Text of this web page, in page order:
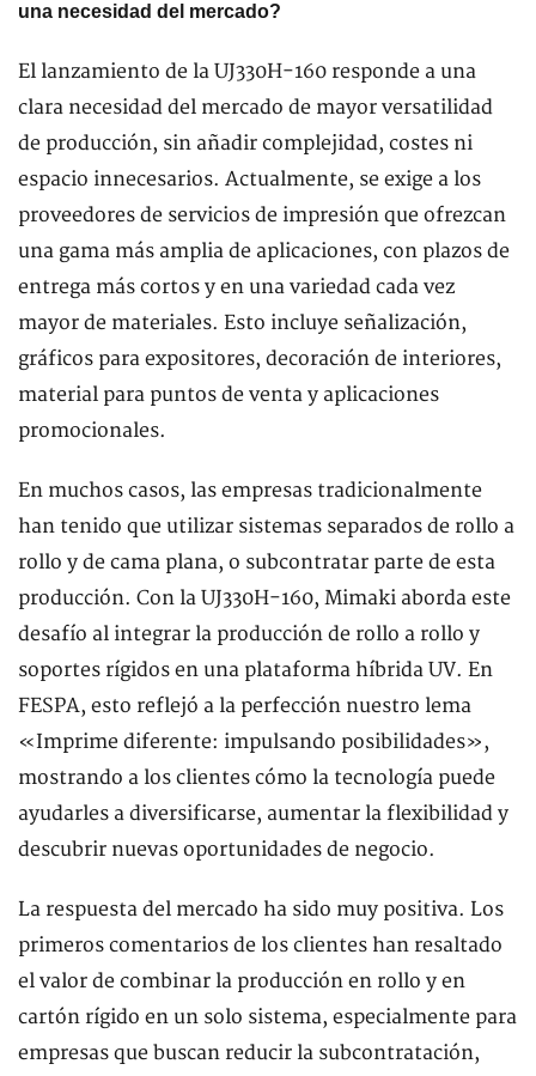
una necesidad del mercado?
El lanzamiento de la UJ330H-160 responde a una
clara necesidad del mercado de mayor versatilidad
de producción, sin añadir complejidad, costes ni
espacio innecesarios. Actualmente, se exige a los
proveedores de servicios de impresión que ofrezcan
una gama más amplia de aplicaciones, con plazos de
entrega más cortos y en una variedad cada vez
mayor de materiales. Esto incluye señalización,
gráficos para expositores, decoración de interiores,
material para puntos de venta y aplicaciones
promocionales.
En muchos casos, las empresas tradicionalmente
han tenido que utilizar sistemas separados de rollo a
rollo y de cama plana, o subcontratar parte de esta
producción. Con la UJ330H-160, Mimaki aborda este
desafío al integrar la producción de rollo a rollo y
soportes rígidos en una plataforma híbrida UV. En
FESPA, esto reflejó a la perfección nuestro lema
«Imprime diferente: impulsando posibilidades»,
mostrando a los clientes cómo la tecnología puede
ayudarles a diversificarse, aumentar la flexibilidad y
descubrir nuevas oportunidades de negocio.
La respuesta del mercado ha sido muy positiva. Los
primeros comentarios de los clientes han resaltado
el valor de combinar la producción en rollo y en
cartón rígido en un solo sistema, especialmente para
empresas que buscan reducir la subcontratación,